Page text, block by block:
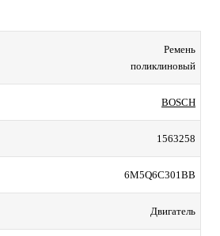
Ремень
поликлиновый
BOSCH
1563258
6M5Q6C301BB
Двигатель